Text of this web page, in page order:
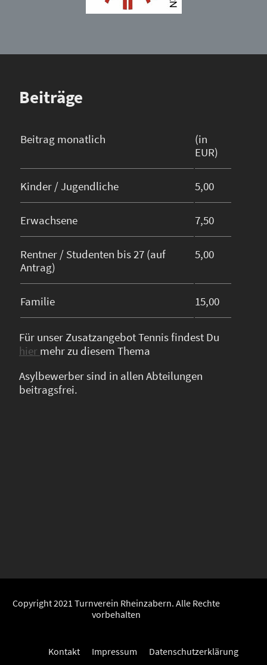
Beiträge
Beitrag monatlich
(in
EUR)
Kinder / Jugendliche 5,00
Erwachsene 7,50
Rentner / Studenten bis 27 (auf
Antrag)
5,00
Familie 15,00
Für unser Zusatzangebot Tennis findest Du
hier mehr zu diesem Thema
Asylbewerber sind in allen Abteilungen
beitragsfrei.
Copyright 2021 Turnverein Rheinzabern. Alle Rechte
vorbehalten
Kontakt Impressum Datenschutzerklärung